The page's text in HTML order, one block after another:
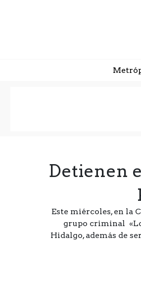
Detienen
Este miércoles, en la
grupo criminal
Hidalgo, además de